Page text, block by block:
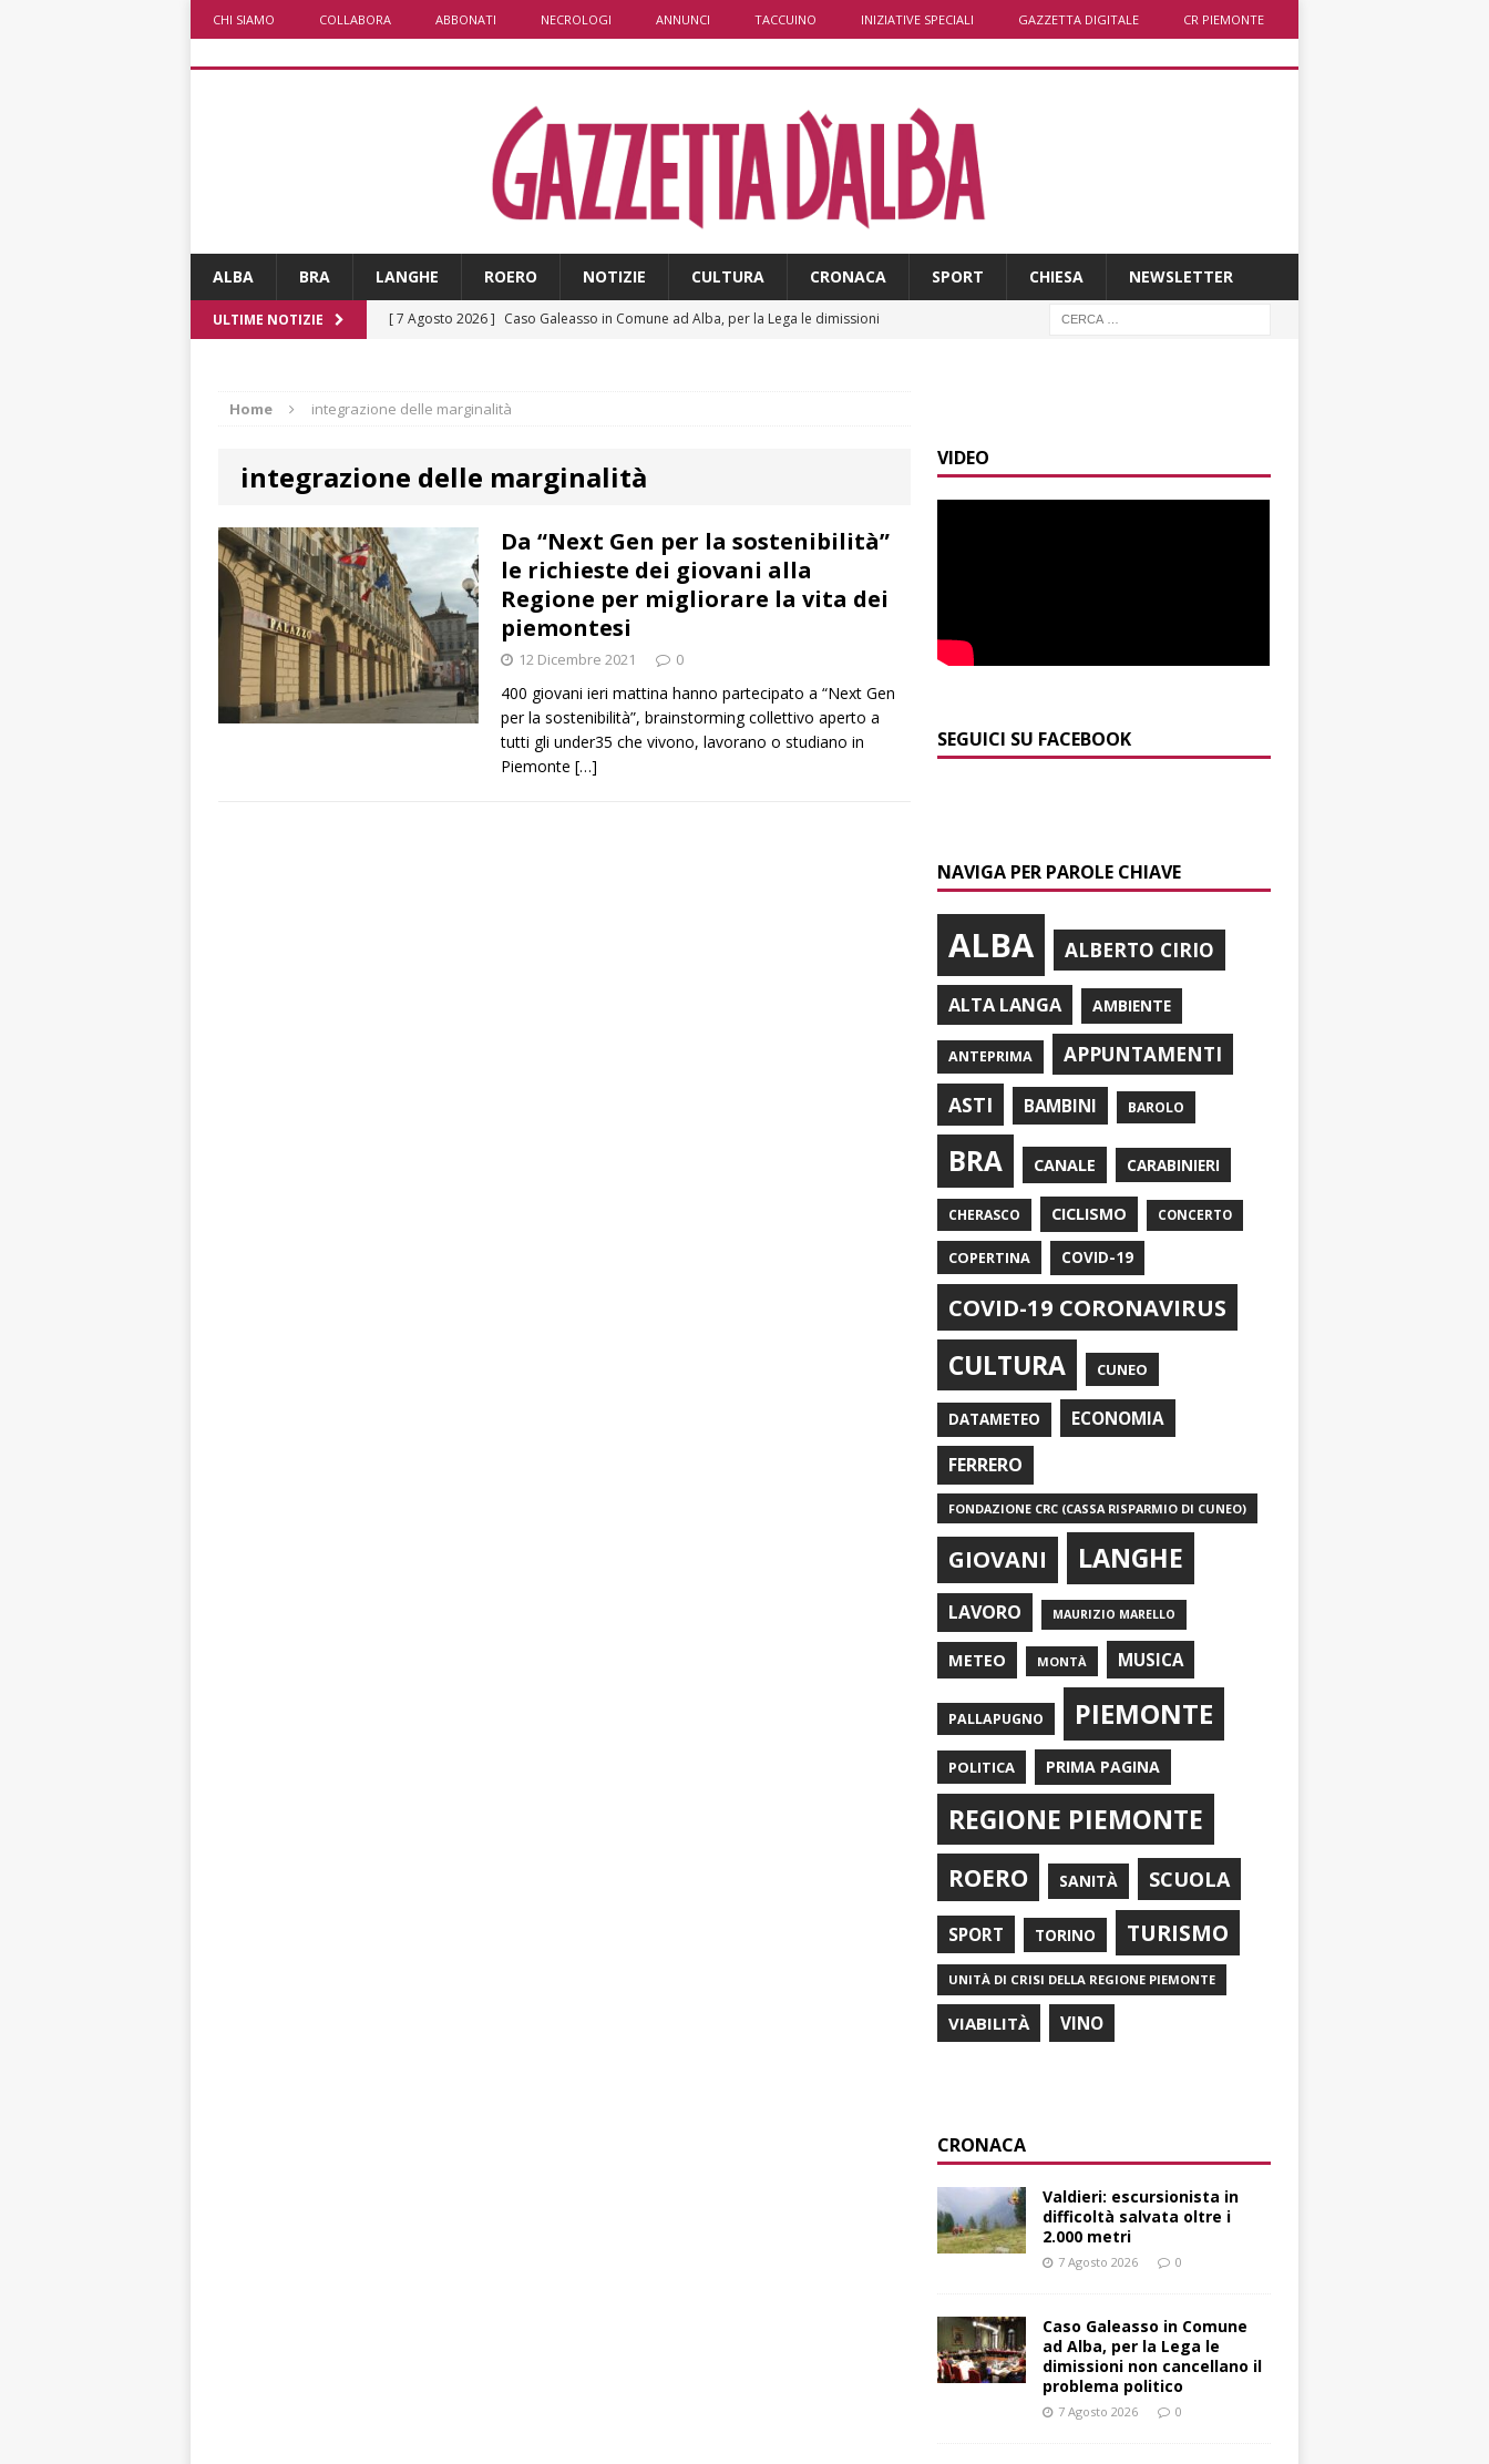
CHI SIAMO COLLABORA ABBONATI NECROLOGI ANNUNCI TACCUINO INIZIATIVE SPECIALI GAZZETTA DIGITALE CR PIEMONTE
ALBA BRA LANGHE ROERO NOTIZIE CULTURA CRONACA SPORT CHIESA NEWSLETTER
ULTIME NOTIZIE [ 7 Agosto 2026 ] Caso Galeasso in Comune ad Alba, per la Lega le dimissioni
[ 7 Agosto 2026 ] Maltempo a Monticello d’Alba: crolla un palo dell’illuminazione
[ 7 Agosto 2026 ]
Abitare il piemontese / La parola della settimana è Bifa
CULTURA
[ 7 Agosto 2026 ]
Alba: lunedì 10 agosto tornano le “Notti del vino”
[ 7 Agosto 2026 ]
Dal 13 al 16 agosto a Priocca c’è la Sagra della costata di
vitello
PRIMO PIANO
Piemonte e carabinieri forestali, rinnovata l’intesa anti incendi
Home integrazione delle marginalità
integrazione delle marginalità
Da “Next Gen per la sostenibilità”
le richieste dei giovani alla
Regione per migliorare la vita dei
piemontesi
12 Dicembre 2021 0
400 giovani ieri mattina hanno partecipato a “Next Gen
per la sostenibilità”, brainstorming collettivo aperto a
tutti gli under35 che vivono, lavorano o studiano in
Piemonte […]
VIDEO
SEGUICI SU FACEBOOK
NAVIGA PER PAROLE CHIAVE
ALBA ALBERTO CIRIO
ALTA LANGA AMBIENTE
ANTEPRIMA
APPUNTAMENTI
ASTI
BAMBINI BAROLO
BRA CANALE CARABINIERI
CHERASCO CICLISMO CONCERTO
COPERTINA COVID-19
COVID-19 CORONAVIRUS
CULTURA CUNEO
DATAMETEO ECONOMIA
FERRERO
FONDAZIONE CRC (CASSA RISPARMIO DI CUNEO)
GIOVANI LANGHE
LAVORO MAURIZIO MARELLO
METEO MONTÀ MUSICA
PALLAPUGNO PIEMONTE
POLITICA PRIMA PAGINA
REGIONE PIEMONTE
ROERO SANITÀ SCUOLA
SPORT TORINO TURISMO
UNITÀ DI CRISI DELLA REGIONE PIEMONTE
VIABILITÀ VINO
CRONACA
Valdieri: escursionista in
difficoltà salvata oltre i
2.000 metri
7 Agosto 2026 0
Caso Galeasso in Comune
ad Alba, per la Lega le
dimissioni non cancellano il
problema politico
7 Agosto 2026 0